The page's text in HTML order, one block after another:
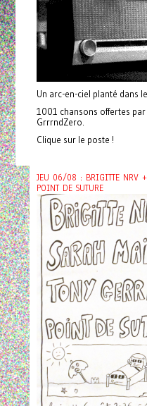
Un arc-en-ciel planté dans
1001 chansons offertes
GrrrndZero.
Clique sur le poste !
JEU 06/08 : BRIGITTE NRV
POINT DE SUTURE